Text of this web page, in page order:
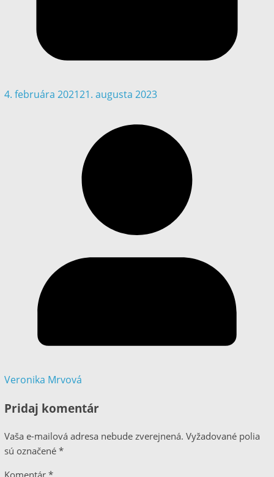
4. februára 202121. augusta 2023
Veronika Mrvová
Pridaj komentár
Vaša e-mailová adresa nebude zverejnená. Vyžadované polia
sú označené *
Komentár *